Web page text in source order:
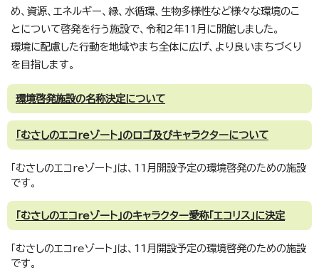
め、資源、エネルギー、緑、水循環、生物多様性など様々な環境のこ
とについて啓発を行う施設で、令和2年11月に開館しました。
環境に配慮した行動を地域やまち全体に広げ、より良いまちづくり
を目指します。
環境啓発施設の名称決定について
「むさしのエコreゾート」のロゴ及びキャラクターについて
「むさしのエコreゾート」は、11月開設予定の環境啓発のための施設
です。
「むさしのエコreゾート」のキャラクター愛称「エコリス」に決定
「むさしのエコreゾート」は、11月開設予定の環境啓発のための施設
です。